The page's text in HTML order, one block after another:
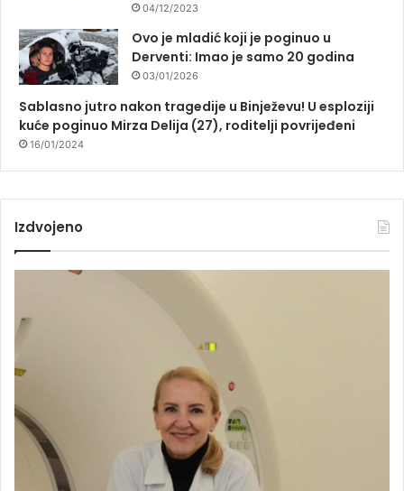
04/12/2023
Ovo je mladić koji je poginuo u
Derventi: Imao je samo 20 godina
03/01/2026
Sablasno jutro nakon tragedije u Binježevu! U esploziji
kuće poginuo Mirza Delija (27), roditelji povrijeđeni
16/01/2024
Izdvojeno